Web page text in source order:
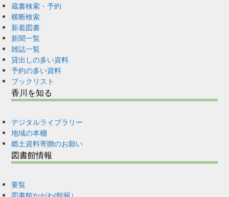
蔵書検索・予約
横断検索
新着図書
新聞一覧
雑誌一覧
貸出しの多い資料
予約の多い資料
ブックリスト
香川を知る
デジタルライブラリー
地域の本棚
郷土資料寄贈のお願い
図書館情報
要覧